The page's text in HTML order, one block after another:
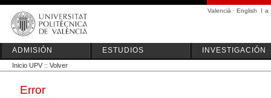
Valencià · English I a
ADMISIÓN ESTUDIOS INVESTIGACIÓN
Inicio UPV :: Volver
Error